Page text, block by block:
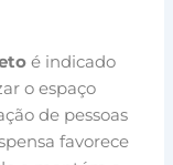
é indicado
o espaço
de pessoas
favorece